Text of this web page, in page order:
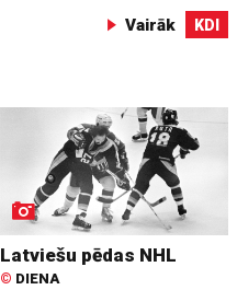
Vairāk KDI
Latviešu pēdas NHL
© DIENA